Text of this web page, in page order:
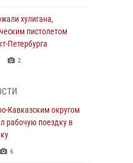
хулигана,
пистолетом
Петербурга
2
проникнуть на
крышу (видео)
1
и руководство
Кавказским округом
рабочую поездку в
6